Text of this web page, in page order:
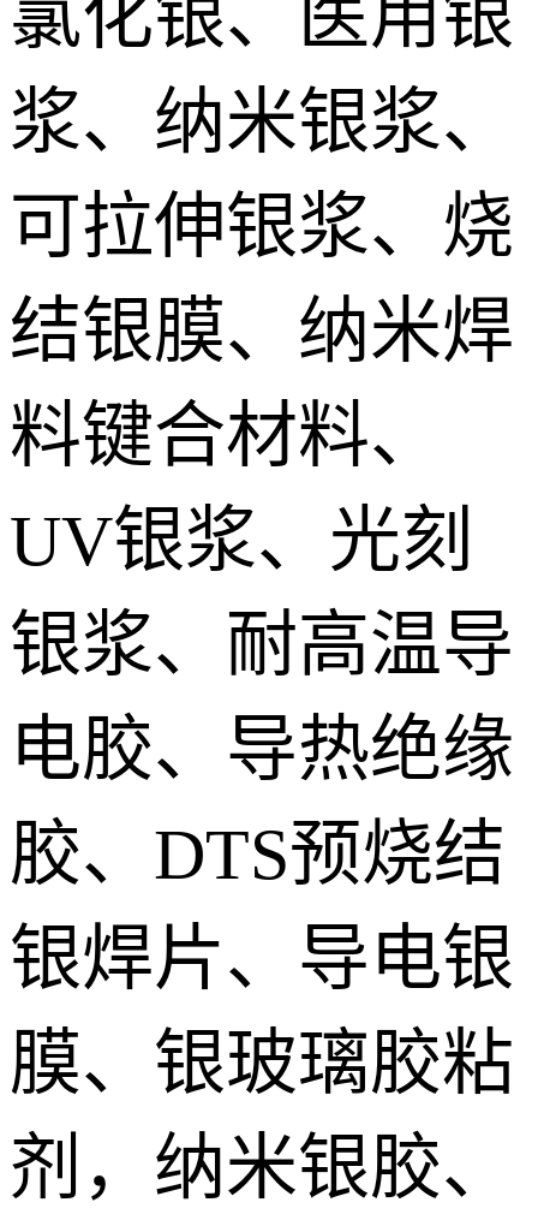
氯化银、医用银
浆、纳米银浆、
可拉伸银浆、烧
结银膜、纳米焊
料键合材料、
UV银浆、光刻
银浆、耐高温导
电胶、导热绝缘
胶、DTS预烧结
银焊片、导电银
膜、银玻璃胶粘
剂，纳米银胶、
DTS预烧结银焊片 Die Top System sintered paste